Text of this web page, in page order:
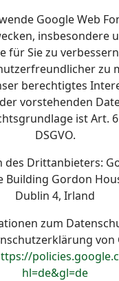
Google Web
insbesondere
für Sie zu
zu
berechtigtes
vorstehenden
ist Art. 6
DSGVO.
Drittanbieters:
Building Gordon
Dublin 4, Irland
zum
von
hl=de&gl=de